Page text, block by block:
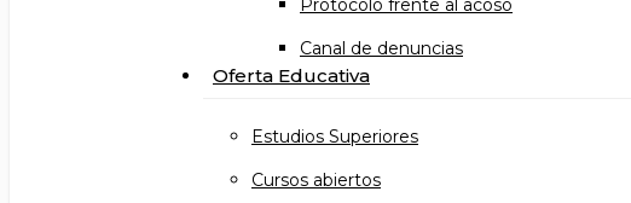
Protocolo frente al acoso
Canal de denuncias
Oferta Educativa
Estudios Superiores
Cursos abiertos